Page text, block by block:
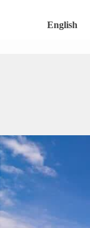
English